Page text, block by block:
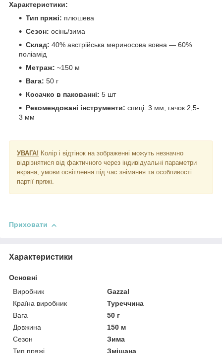
Характеристики:
Тип пряжі: плюшева
Сезон: осінь/зима
Склад: 40% австрійська мериносова вовна — 60%
поліамід
Метраж: ~150 м
Вага: 50 г
Косачко в пакованні: 5 шт
Рекомендовані інструменти: спиці: 3 мм, гачок 2,5-
3 мм
УВАГА! Колір і відтінок на зображенні можуть незначно
відрізнятися від фактичного через індивідуальні параметри
екрана, умови освітлення під час знімання та особливості
партії пряжі.
Приховати
Характеристики
Основні
Виробник
Gazzal
Країна виробник
Туреччина
Вага
50 г
Довжина
150 м
Сезон
Зима
Тип пряжі
Змішана